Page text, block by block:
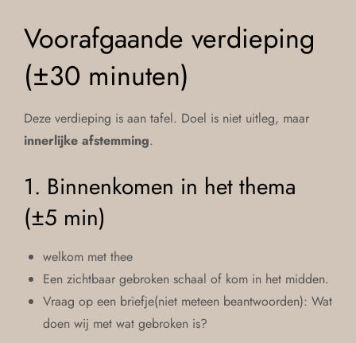
Voorafgaande verdieping
(±30 minuten)
Deze verdieping is aan tafel. Doel is niet uitleg, maar
innerlijke afstemming.
1. Binnenkomen in het thema
(±5 min)
welkom met thee
Een zichtbaar gebroken schaal of kom in het midden.
Vraag op een briefje(niet meteen beantwoorden): Wat
doen wij met wat gebroken is?